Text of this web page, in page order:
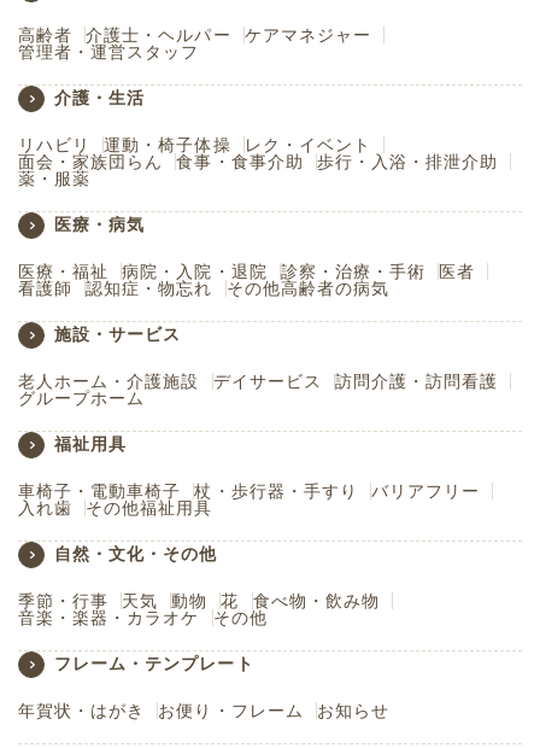
高齢者 介護士・ヘルパー
ケアマネジャー
管理者・運営スタッフ
介護・生活
リハビリ 運動・椅子体操
レク・イベント
面会・家族団らん
食事・食事介助
歩行・入浴・排泄介助
薬・服薬
医療・病気
医療・福祉 病院・入院・退院 診察・治療・手術
医者
看護師
認知症・物忘れ その他高齢者の病気
施設・サービス
老人ホーム・介護施設 デイサービス
訪問介護・訪問看護
グループホーム
福祉用具
車椅子・電動車椅子 杖・歩行器・手すり
バリアフリー
入れ歯
その他福祉用具
自然・文化・その他
季節・行事 天気 動物 花
食べ物・飲み物
音楽・楽器・カラオケ
その他
フレーム・テンプレート
年賀状・はがき お便り・フレーム お知らせ